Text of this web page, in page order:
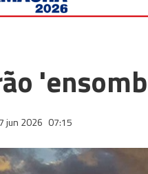
jun 2026 07:15